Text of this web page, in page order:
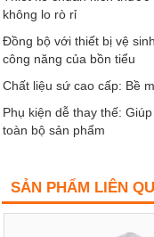
không lo rò rỉ
Đồng bộ với thiết bị vệ
công năng của bồn tiểu
Chất liệu sứ cao cấp: Bề
Phụ kiện dễ thay thế:
toàn bộ sản phẩm
SẢN PHẨM LIÊN